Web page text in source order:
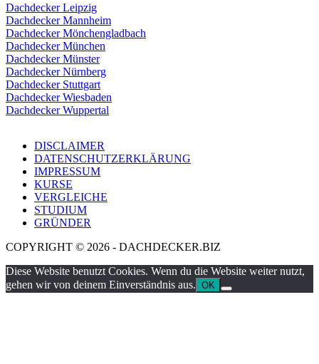
Dachdecker Leipzig
Dachdecker Mannheim
Dachdecker Mönchengladbach
Dachdecker München
Dachdecker Münster
Dachdecker Nürnberg
Dachdecker Stuttgart
Dachdecker Wiesbaden
Dachdecker Wuppertal
DISCLAIMER
DATENSCHUTZERKLÄRUNG
IMPRESSUM
KURSE
VERGLEICHE
STUDIUM
GRÜNDER
COPYRIGHT © 2026 - DACHDECKER.BIZ
Diese Website benutzt Cookies. Wenn du die Website weiter nutzt,
gehen wir von deinem Einverständnis aus. OK